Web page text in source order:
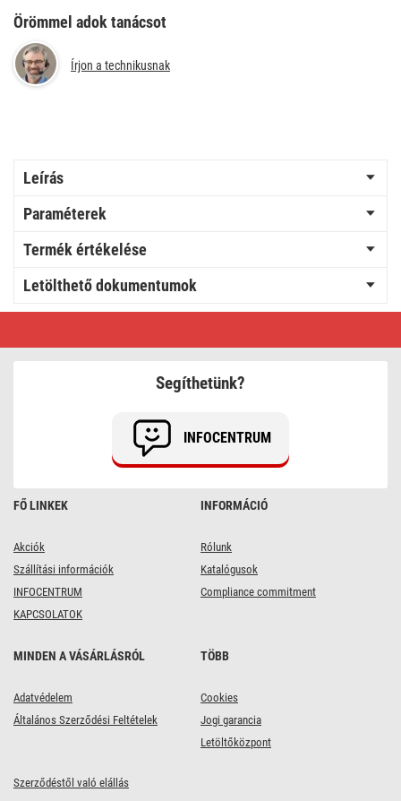
Örömmel adok tanácsot
Írjon a technikusnak
Leírás
Paraméterek
Termék értékelése
Letölthető dokumentumok
oszloplámpa
FŐ LINKEK
Akciók
Szállítási információk
INFOCENTRUM
KAPCSOLATOK
INFORMÁCIÓ
Rólunk
Katalógusok
Compliance commitment
MINDEN A VÁSÁRLÁSRÓL
Adatvédelem
Általános Szerződési Feltételek
TÖBB
Cookies
Jogi garancia
Letöltőközpont
Szerződéstől való elállás
Segíthetünk?
INFOCENTRUM